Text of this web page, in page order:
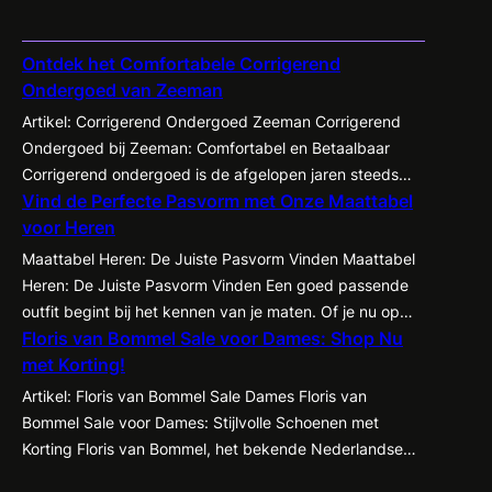
Ontdek het Comfortabele Corrigerend
Ondergoed van Zeeman
Artikel: Corrigerend Ondergoed Zeeman Corrigerend
Ondergoed bij Zeeman: Comfortabel en Betaalbaar
Corrigerend ondergoed is de afgelopen jaren steeds
populairder geworden onder zowel mannen als
vrouwen. Het biedt de mogelijkheid om je figuur op een
subtiele manier te accentueren en te corrigeren,
waardoor kleding beter tot zijn recht komt en je
zelfvertrouwen een boost krijgt. Een…
Vind de Perfecte Pasvorm met Onze Maattabel
voor Heren
Maattabel Heren: De Juiste Pasvorm Vinden Maattabel
Heren: De Juiste Pasvorm Vinden Een goed passende
outfit begint bij het kennen van je maten. Of je nu op
zoek bent naar een nieuw pak, een casual shirt of een
paar jeans, het is essentieel om te weten welke maat
het beste bij jou past. Met de…
Floris van Bommel Sale voor Dames: Shop Nu
met Korting!
Artikel: Floris van Bommel Sale Dames Floris van
Bommel Sale voor Dames: Stijlvolle Schoenen met
Korting Floris van Bommel, het bekende Nederlandse